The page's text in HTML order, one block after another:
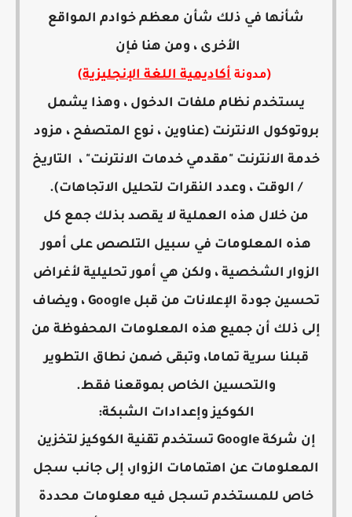
شأنها في ذلك شأن معظم خوادم المواقع
الأخرى ، ومن هنا فإن
(مدونة أكاديمية اللغة الإنجليزية)
يستخدم نظام ملفات الدخول ، وهذا يشمل
بروتوكول الانترنت (عناوين ، نوع المتصفح ، مزود
خدمة الانترنت "مقدمي خدمات الانترنت" ، التاريخ
/ الوقت ، وعدد النقرات لتحليل الاتجاهات).
من خلال هذه العملية لا يقصد بذلك جمع كل
هذه المعلومات في سبيل التلصص على أمور
الزوار الشخصية ، ولكن هي أمور تحليلية لأغراض
تحسين جودة الإعلانات من قبل Google ، ويضاف
إلى ذلك أن جميع هذه المعلومات المحفوظة من
قبلنا سرية تماما، وتبقى ضمن نطاق التطوير
والتحسين الخاص بموقعنا فقط.
الكوكيز وإعدادات الشبكة:
إن شركة Google تستخدم تقنية الكوكيز لتخزين
المعلومات عن اهتمامات الزوار، إلى جانب سجل
خاص للمستخدم تسجل فيه معلومات محددة